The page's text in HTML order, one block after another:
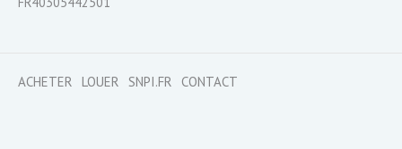
ACHETER LOUER SNPI.FR CONTACT